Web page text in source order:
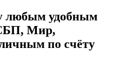
любым удобным
Мир,
по счёту